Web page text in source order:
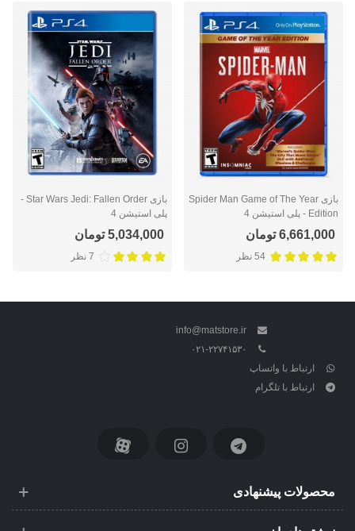
بازی Spider Man Game of The Year
Edition - پلی استیشن 4
6,661,000 تومان
54 نظر
بازی Star Wars Jedi: Fallen Order -
پلی استیشن 4
5,034,000 تومان
7 نظر
info@matstore.ir
۰۲۱-۲۲۷۴۱۵۳۰
ارتباط با واتساپ
ارتباط با تلگرام
محصولات پیشنهادی